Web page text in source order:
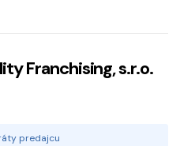
Franchising, s.r.o.
predajcu